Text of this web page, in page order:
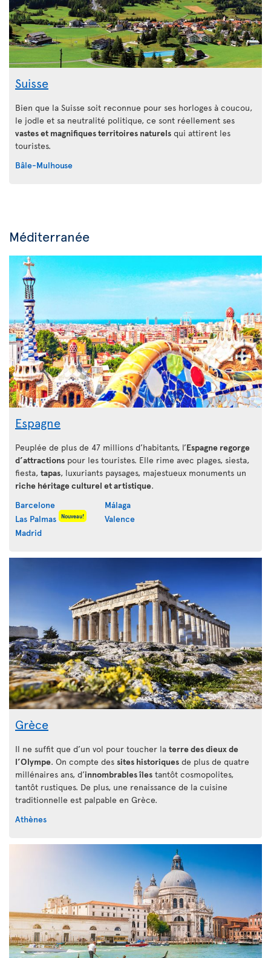
Suisse
Bien que la Suisse soit reconnue pour ses horloges à coucou,
le jodle et sa neutralité politique, ce sont réellement ses
vastes et magnifiques territoires naturels qui attirent les
touristes.
Bâle-Mulhouse
Méditerranée
Espagne
Peuplée de plus de 47 millions d’habitants, l’Espagne regorge
d’attractions pour les touristes. Elle rime avec plages, siesta,
fiesta, tapas, luxuriants paysages, majestueux monuments un
riche héritage culturel et artistique.
Barcelone
Las Palmas
Nouveau!
Madrid
Málaga
Valence
Grèce
Il ne suffit que d’un vol pour toucher la terre des dieux de
l’Olympe. On compte des sites historiques de plus de quatre
millénaires ans, d’innombrables îles tantôt cosmopolites,
tantôt rustiques. De plus, une renaissance de la cuisine
traditionnelle est palpable en Grèce.
Athènes